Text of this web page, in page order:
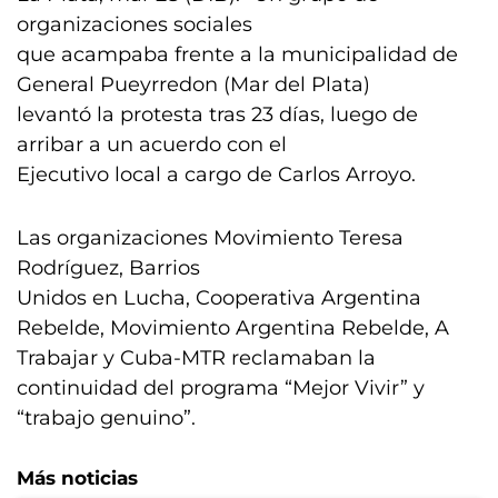
organizaciones sociales
que acampaba frente a la municipalidad de
General Pueyrredon (Mar del Plata)
levantó la protesta tras 23 días, luego de
arribar a un acuerdo con el
Ejecutivo local a cargo de Carlos Arroyo.
Las organizaciones Movimiento Teresa
Rodríguez, Barrios
Unidos en Lucha, Cooperativa Argentina
Rebelde, Movimiento Argentina Rebelde, A
Trabajar y Cuba-MTR reclamaban la
continuidad del programa “Mejor Vivir” y
“trabajo genuino”.
Más noticias